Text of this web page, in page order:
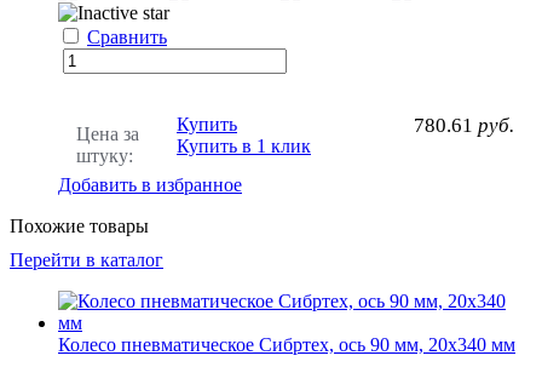
Сравнить
Цена за
штуку:
780.61 руб.
Купить
Купить в 1 клик
Добавить в избранное
Похожие товары
Перейти в каталог
Колесо пневматическое Сибртех, ось 90 мм, 20х340 мм